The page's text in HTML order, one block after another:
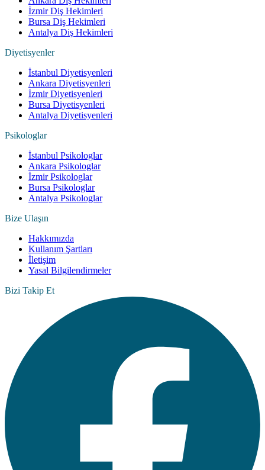
İzmir Diş Hekimleri
Bursa Diş Hekimleri
Antalya Diş Hekimleri
Diyetisyenler
İstanbul Diyetisyenleri
Ankara Diyetisyenleri
İzmir Diyetisyenleri
Bursa Diyetisyenleri
Antalya Diyetisyenleri
Psikologlar
İstanbul Psikologlar
Ankara Psikologlar
İzmir Psikologlar
Bursa Psikologlar
Antalya Psikologlar
Bize Ulaşın
Hakkımızda
Kullanım Şartları
İletişim
Yasal Bilgilendirmeler
Bizi Takip Et